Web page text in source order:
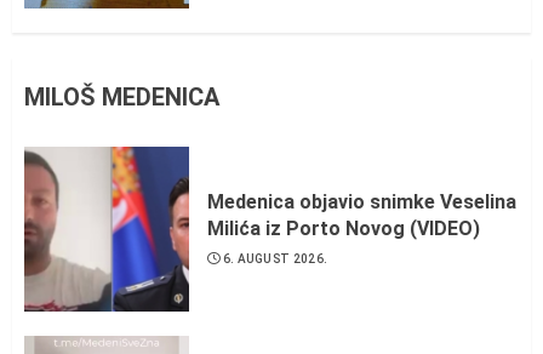
MILOŠ MEDENICA
Medenica objavio snimke Veselina
Milića iz Porto Novog (VIDEO)
6. AUGUST 2026.